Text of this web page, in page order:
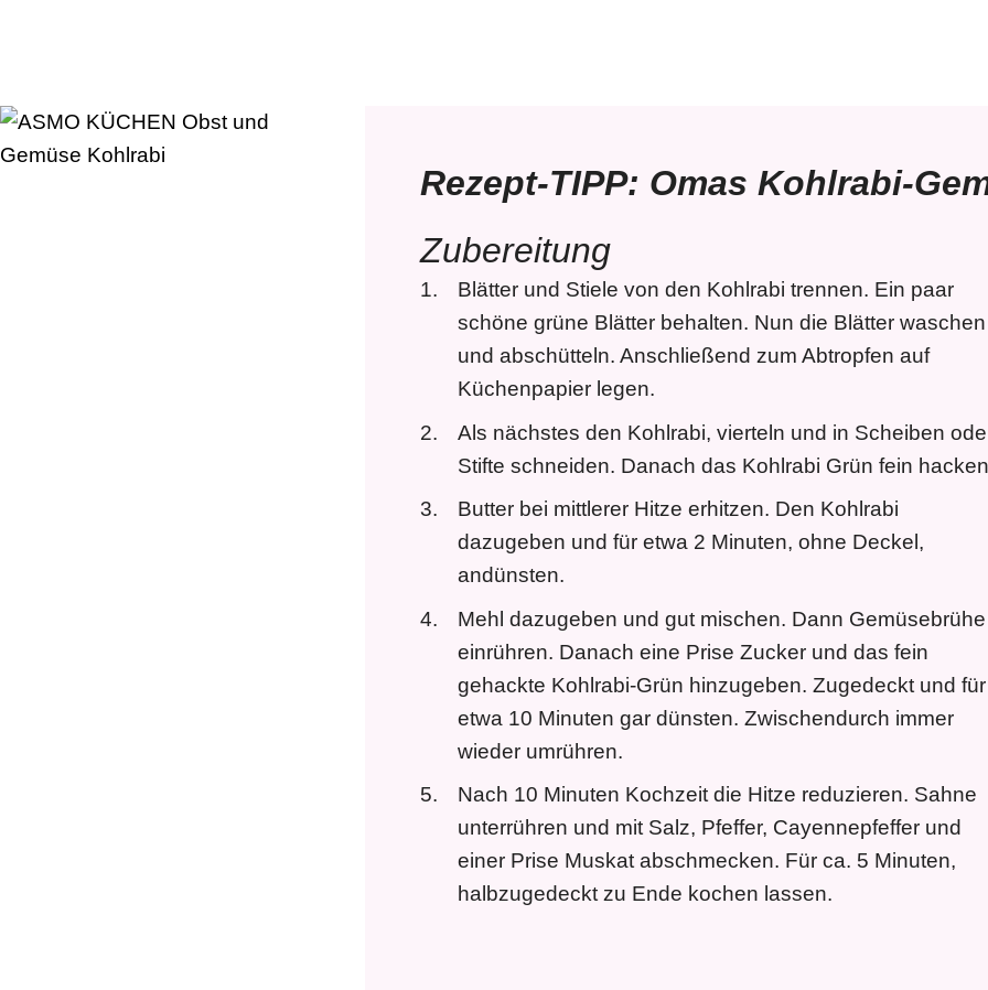
Rezept-TIPP: Omas Kohlrabi-
Zubereitung
Blätter und Stiele von den Kohlrabi trennen. Ein paar
schöne grüne Blätter behalten. Nun die Blätter waschen
und abschütteln. Anschließend zum Abtropfen auf
Küchenpapier legen.
Als nächstes den Kohlrabi, vierteln und in Scheiben
Stifte schneiden. Danach das Kohlrabi Grün fein
Butter bei mittlerer Hitze erhitzen. Den Kohlrabi
dazugeben und für etwa 2 Minuten, ohne Deckel,
andünsten.
Mehl dazugeben und gut mischen. Dann Gemüsebrühe
einrühren. Danach eine Prise Zucker und das fein
gehackte Kohlrabi-Grün hinzugeben. Zugedeckt und für
etwa 10 Minuten gar dünsten. Zwischendurch immer
wieder umrühren.
Nach 10 Minuten Kochzeit die Hitze reduzieren. Sahne
unterrühren und mit Salz, Pfeffer, Cayennepfeffer und
einer Prise Muskat abschmecken. Für ca. 5 Minuten,
halbzugedeckt zu Ende kochen lassen.